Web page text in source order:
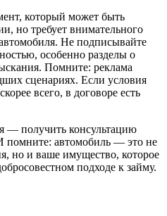
который может быть
но требует внимательного
Не подписывайте
особенно разделы о
Помните: реклама
сценариях. Если условия
всего, в договоре есть
— получить консультацию
помните: автомобиль — это не
но и ваше имущество, которое
подходе к займу.